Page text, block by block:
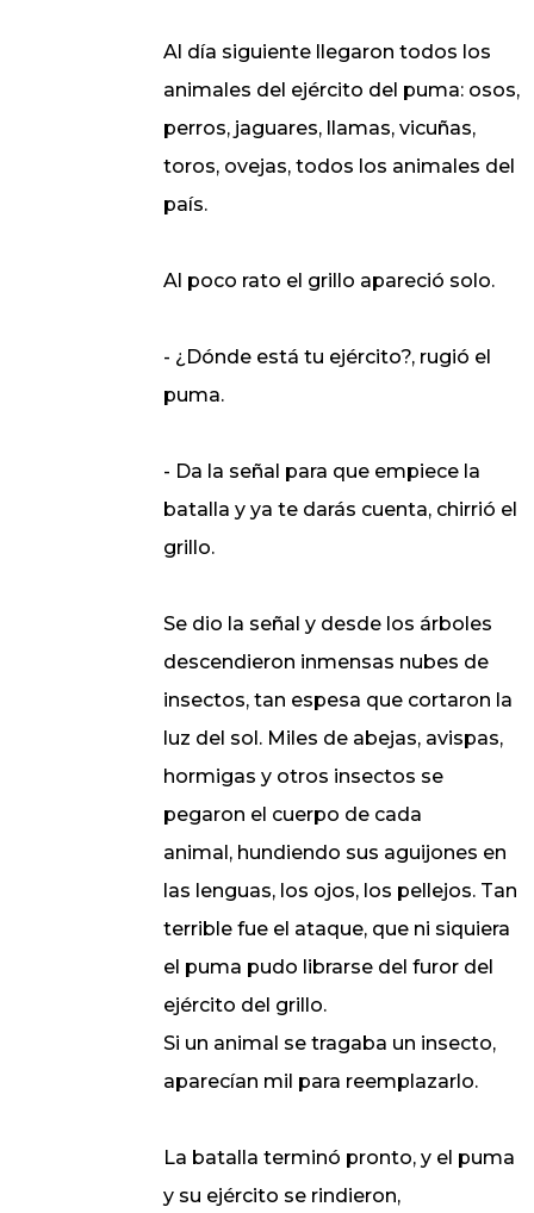
Al día siguiente llegaron todos los
animales del ejército del puma: osos,
perros, jaguares, llamas, vicuñas,
toros, ovejas, todos los animales del
país.
Al poco rato el grillo apareció solo.
- ¿Dónde está tu ejército?, rugió el
puma.
- Da la señal para que empiece la
batalla y ya te darás cuenta, chirrió el
grillo.
Se dio la señal y desde los árboles
descendieron inmensas nubes de
insectos, tan espesa que cortaron la
luz del sol. Miles de abejas, avispas,
hormigas y otros insectos se
pegaron el cuerpo de cada
animal, hundiendo sus aguijones en
las lenguas, los ojos, los pellejos. Tan
terrible fue el ataque, que ni siquiera
el puma pudo librarse del furor del
ejército del grillo.
Si un animal se tragaba un insecto,
aparecían mil para reemplazarlo.
La batalla terminó pronto, y el puma
y su ejército se rindieron,